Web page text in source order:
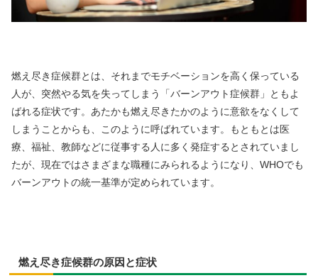
燃え尽き症候群とは、それまでモチベーションを高く保っている
人が、突然やる気を失ってしまう「バーンアウト症候群」ともよ
ばれる症状です。あたかも燃え尽きたかのように意欲をなくして
しまうことからも、このように呼ばれています。もともとは医
療、福祉、教師などに従事する人に多く発症するとされていまし
たが、現在ではさまざまな職種にみられるようになり、WHOでも
バーンアウトの統一基準が定められています。
燃え尽き症候群の原因と症状